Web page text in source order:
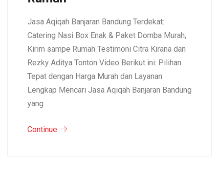
Jasa Aqiqah Banjaran Bandung Terdekat:
Catering Nasi Box Enak & Paket Domba Murah,
Kirim sampe Rumah Testimoni Citra Kirana dan
Rezky Aditya Tonton Video Berikut ini: Pilihan
Tepat dengan Harga Murah dan Layanan
Lengkap Mencari Jasa Aqiqah Banjaran Bandung
yang…
Continue